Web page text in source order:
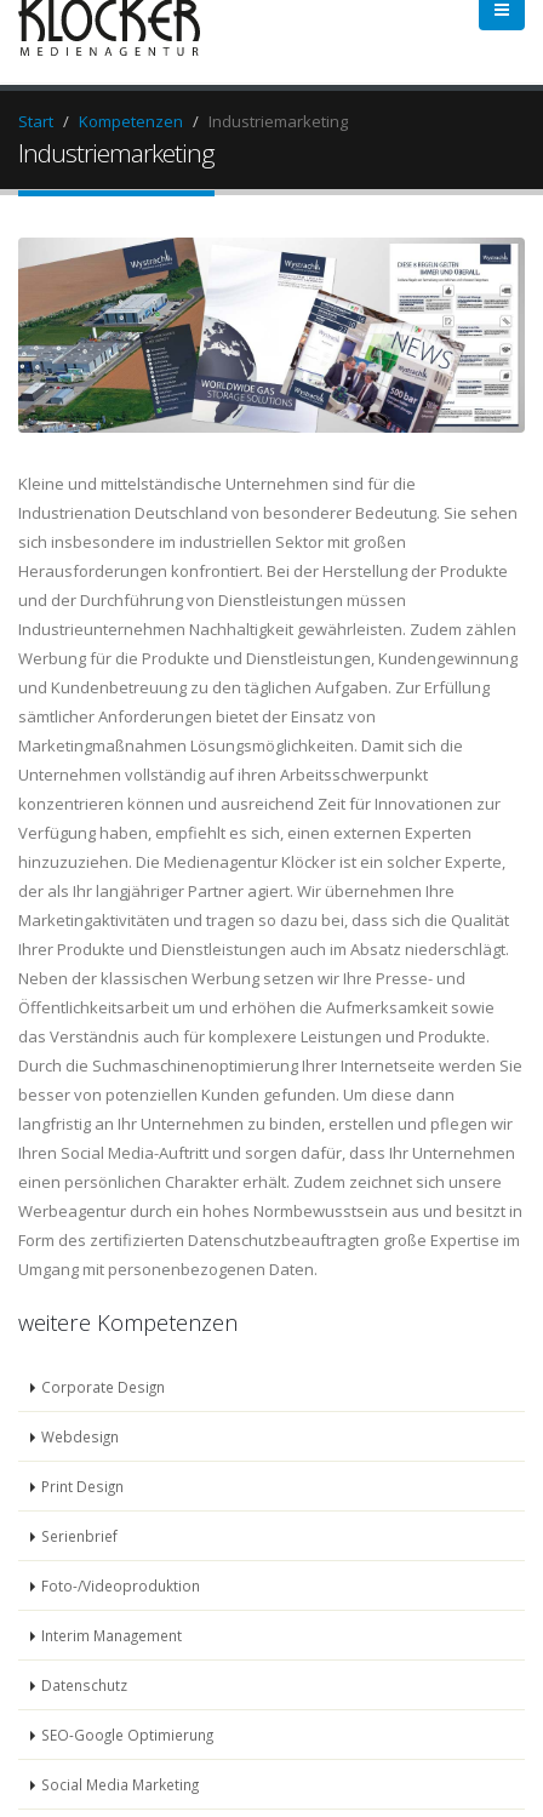
Start Kompetenzen Industriemarketing
Industriemarketing
Kleine und mittelständische Unternehmen sind für die
Industrienation Deutschland von besonderer Bedeutung. Sie sehen
sich insbesondere im industriellen Sektor mit großen
Herausforderungen konfrontiert. Bei der Herstellung der Produkte
und der Durchführung von Dienstleistungen müssen
Industrieunternehmen Nachhaltigkeit gewährleisten. Zudem zählen
Werbung für die Produkte und Dienstleistungen, Kundengewinnung
und Kundenbetreuung zu den täglichen Aufgaben. Zur Erfüllung
sämtlicher Anforderungen bietet der Einsatz von
Marketingmaßnahmen Lösungsmöglichkeiten. Damit sich die
Unternehmen vollständig auf ihren Arbeitsschwerpunkt
konzentrieren können und ausreichend Zeit für Innovationen zur
Verfügung haben, empfiehlt es sich, einen externen Experten
hinzuzuziehen. Die Medienagentur Klöcker ist ein solcher Experte,
der als Ihr langjähriger Partner agiert. Wir übernehmen Ihre
Marketingaktivitäten und tragen so dazu bei, dass sich die Qualität
Ihrer Produkte und Dienstleistungen auch im Absatz niederschlägt.
Neben der klassischen Werbung setzen wir Ihre Presse- und
Öffentlichkeitsarbeit um und erhöhen die Aufmerksamkeit sowie
das Verständnis auch für komplexere Leistungen und Produkte.
Durch die Suchmaschinenoptimierung Ihrer Internetseite werden Sie
besser von potenziellen Kunden gefunden. Um diese dann
langfristig an Ihr Unternehmen zu binden, erstellen und pflegen wir
Ihren Social Media-Auftritt und sorgen dafür, dass Ihr Unternehmen
einen persönlichen Charakter erhält. Zudem zeichnet sich unsere
Werbeagentur durch ein hohes Normbewusstsein aus und besitzt in
Form des zertifizierten Datenschutzbeauftragten große Expertise im
Umgang mit personenbezogenen Daten.
weitere Kompetenzen
Corporate Design
Webdesign
Print Design
Serienbrief
Foto-/Videoproduktion
Interim Management
Datenschutz
SEO-Google Optimierung
Social Media Marketing